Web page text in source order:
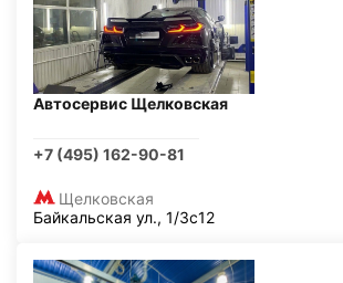
Автосервис Щелковская
+7 (495) 162-90-81
Щелковская
Байкальская ул., 1/3с12